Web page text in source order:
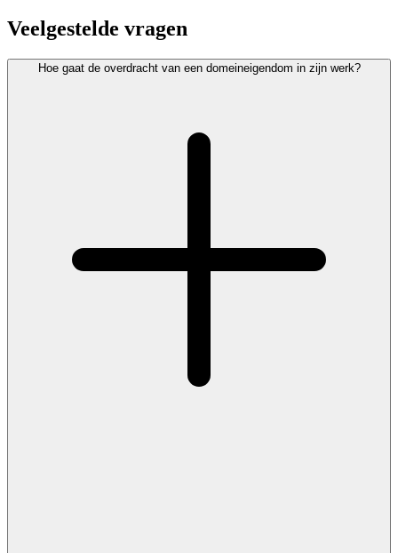
Veelgestelde vragen
Hoe gaat de overdracht van een domeineigendom in zijn werk?